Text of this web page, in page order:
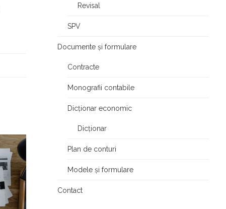
Revisal
SPV
Documente și formulare
Contracte
Monografii contabile
Dicționar economic
Dicționar
Plan de conturi
Modele și formulare
Contact